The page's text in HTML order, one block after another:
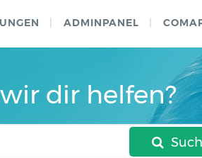
ADMINPANEL
dir helfen?